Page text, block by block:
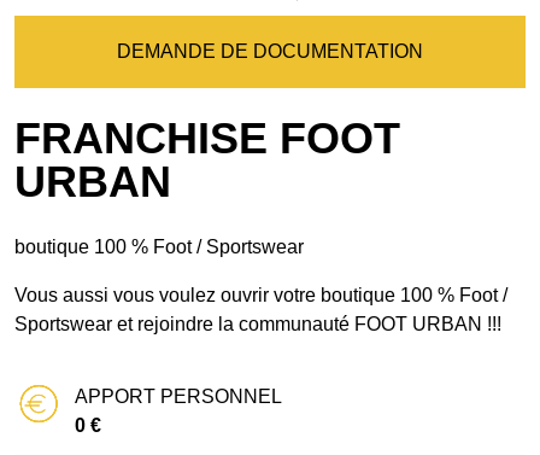
DEMANDE DE DOCUMENTATION
FRANCHISE FOOT
URBAN
boutique 100 % Foot / Sportswear
Vous aussi vous voulez ouvrir votre boutique 100 % Foot /
Sportswear et rejoindre la communauté FOOT URBAN !!!
APPORT PERSONNEL
0 €